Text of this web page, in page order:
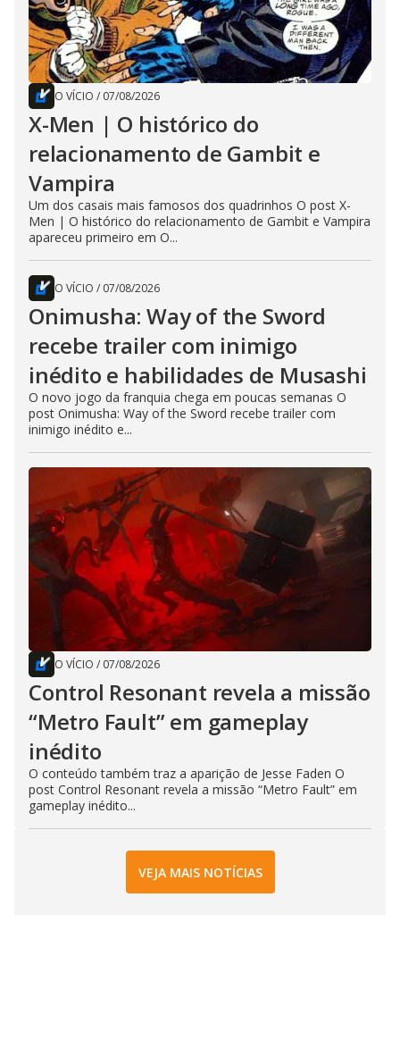
O VÍCIO / 07/08/2026
X-Men | O histórico do
relacionamento de Gambit e
Vampira
Um dos casais mais famosos dos quadrinhos O post X-
Men | O histórico do relacionamento de Gambit e Vampira
apareceu primeiro em O...
O VÍCIO / 07/08/2026
Onimusha: Way of the Sword
recebe trailer com inimigo
inédito e habilidades de Musashi
O novo jogo da franquia chega em poucas semanas O
post Onimusha: Way of the Sword recebe trailer com
inimigo inédito e...
O VÍCIO / 07/08/2026
Control Resonant revela a missão
“Metro Fault” em gameplay
inédito
O conteúdo também traz a aparição de Jesse Faden O
post Control Resonant revela a missão “Metro Fault” em
gameplay inédito...
VEJA MAIS NOTÍCIAS